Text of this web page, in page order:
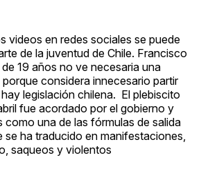
videos en redes sociales se puede
de la juventud de Chile. Francisco
19 años no ve necesaria una
considera innecesario partir
legislación chilena. El plebiscito
fue acordado por el gobierno y
como una de las fórmulas de salida
se ha traducido en manifestaciones,
saqueos y violentos